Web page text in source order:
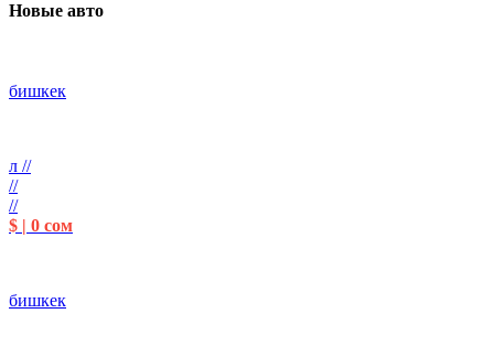
Новые авто
бишкек
л //
//
//
$ | 0 сом
бишкек